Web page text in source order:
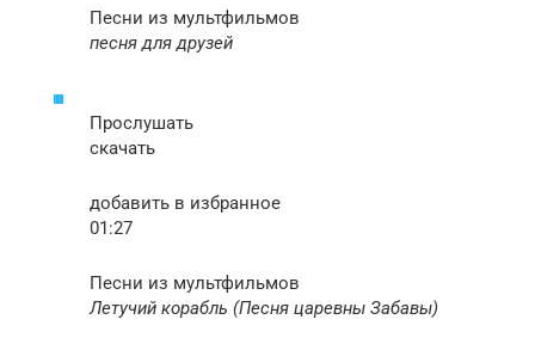
Песни из мультфильмов
песня для друзей
Прослушать
скачать
добавить в избранное
01:27
Песни из мультфильмов
Летучий корабль (Песня царевны Забавы)